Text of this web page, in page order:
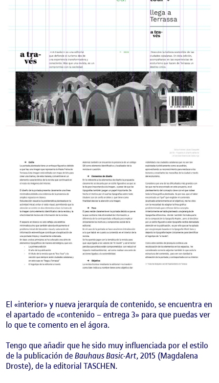
El «interior» y nueva jerarquía de contenido, se encuentra en
el apartado de «contenido – entrega 3» para que puedas ver
lo que te comento en el ágora.
Tengo que añadir que he sido muy influenciada por el estilo
de la publicación deBauhaus Basic-Art, 2015 (Magdalena
Droste), de la editorial TASCHEN.